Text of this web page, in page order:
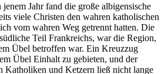
Jahr fand die große albigensische
viele Christen den wahren katholischen
vom wahren Weg getrennt hatten. Die
Teil Frankreichs, war die Region,
Übel betroffen war. Ein Kreuzzug
Übel Einhalt zu gebieten, und der
Katholiken und Ketzern ließ nicht lange